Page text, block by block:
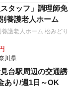
スタッフ」調理師免
養護老人ホーム
護老人ホーム 松みどり
川県
台駅周辺の交通誘
あり/週1日～OK